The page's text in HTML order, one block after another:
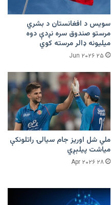
سویس د افغانستان د بشري
مرستو صندوق سره نږدې دوه
میلیونه ډالر مرسته کوي
۲۵ Jun ۲۰۲۶
ملي شل اوریز جام سیالۍ راتلونکې
میاشت پیلېږي
۲۸ Apr ۲۰۲۶